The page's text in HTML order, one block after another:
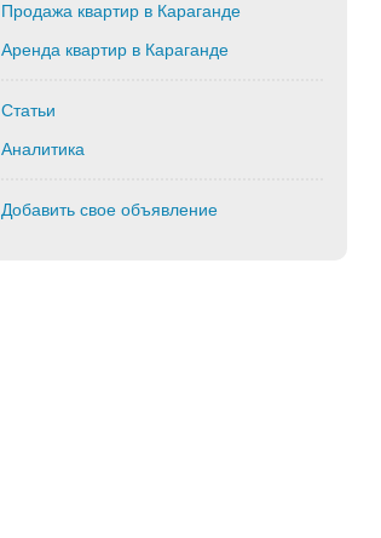
Продажа квартир в Караганде
Аренда квартир в Караганде
Статьи
Аналитика
Добавить свое объявление